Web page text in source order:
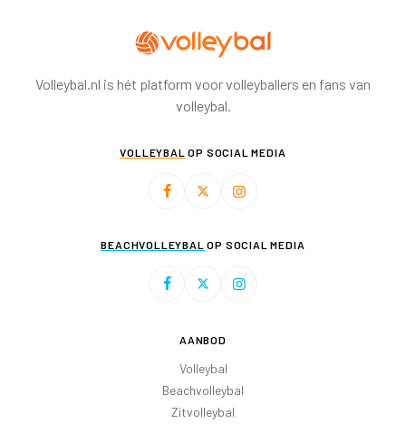
Volleybal.nl is hét platform voor volleyballers en fans van
volleybal.
VOLLEYBAL OP SOCIAL MEDIA
BEACHVOLLEYBAL OP SOCIAL MEDIA
AANBOD
Volleybal
Beachvolleybal
Zitvolleybal